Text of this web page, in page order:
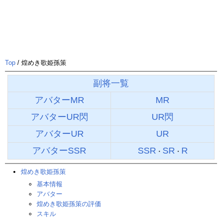
Top / 煌めき歌姫孫策
副将一覧
アバターMR
MR
アバターUR閃
UR閃
アバターUR
UR
アバターSSR
SSR ・ SR ・ R
煌めき歌姫孫策
基本情報
アバター
煌めき歌姫孫策の評価
スキル